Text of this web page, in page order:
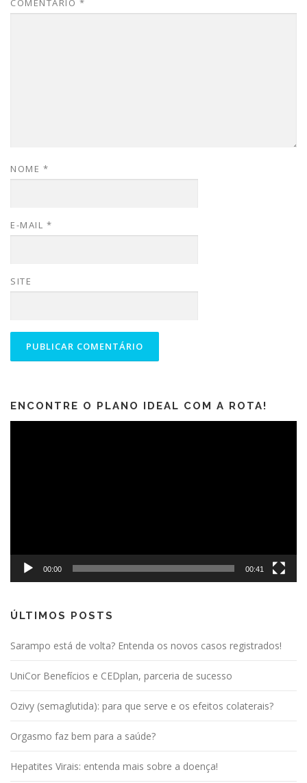
COMENTÁRIO *
NOME *
E-MAIL *
SITE
ENCONTRE O PLANO IDEAL COM A ROTA!
00:00 00:41
ÚLTIMOS POSTS
Sarampo está de volta? Entenda os novos casos registrados!
UniCor Benefícios e CEDplan, parceria de sucesso
Ozivy (semaglutida): para que serve e os efeitos colaterais?
Orgasmo faz bem para a saúde?
Hepatites Virais: entenda mais sobre a doença!